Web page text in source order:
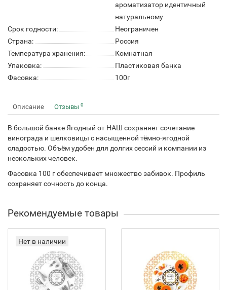
ароматизатор идентичный
натуральному
Срок годности:
Неограничен
Страна:
Россия
Температура хранения:
Комнатная
Упаковка:
Пластиковая банка
Фасовка:
100г
Описание Отзывы 0
В большой банке Ягодный от НАШ сохраняет сочетание
винограда и шелковицы с насыщенной тёмно-ягодной
сладостью. Объём удобен для долгих сессий и компании из
нескольких человек.
Фасовка 100 г обеспечивает множество забивок. Профиль
сохраняет сочность до конца.
Рекомендуемые товары
Нет в наличии